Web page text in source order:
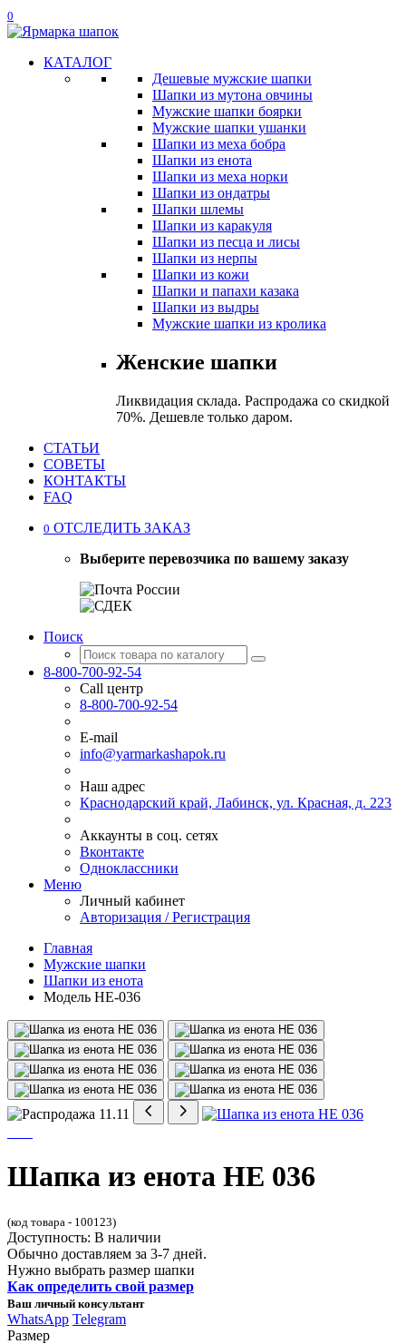
0
КАТАЛОГ
Дешевые мужские шапки
Шапки из мутона овчины
Мужские шапки боярки
Мужские шапки ушанки
Шапки из меха бобра
Шапки из енота
Шапки из меха норки
Шапки из ондатры
Шапки шлемы
Шапки из каракуля
Шапки из песца и лисы
Шапки из нерпы
Шапки из кожи
Шапки и папахи казака
Шапки из выдры
Мужские шапки из кролика
Женские шапки
Ликвидация склада. Распродажа со скидкой
70%. Дешевле только даром.
СТАТЬИ
СОВЕТЫ
КОНТАКТЫ
FAQ
0 ОТСЛЕДИТЬ ЗАКАЗ
Выберите перевозчика по вашему заказу
Поиск
8-800-700-92-54
Call центр
8-800-700-92-54
E-mail
info@yarmarkashapok.ru
Наш адрес
Краснодарский край, Лабинск, ул. Красная, д. 223
Аккаунты в соц. сетях
Вконтакте
Одноклассники
Меню
Личный кабинет
Авторизация / Регистрация
Главная
Мужские шапки
Шапки из енота
Модель НЕ-036
Шапка из енота НЕ 036
(код товара - 100123)
Доступность: В наличии
Обычно доставляем за 3-7 дней.
Нужно выбрать размер шапки
Как определить свой размер
Ваш личный консультант
WhatsApp Telegram
Размер